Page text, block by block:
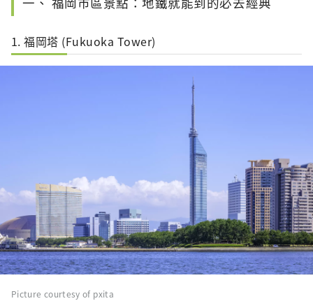
1. 福岡塔 (Fukuoka Tower)
Picture courtesy of pxita